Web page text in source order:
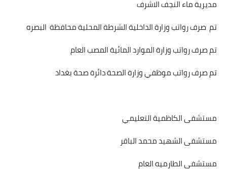
مديرية ماء النجف الاشرف
تم صرف رواتب وزارة الداخلية الشرطة المحلية محافظة البصره
تم صرف رواتب وزارة الموارد المائية المصب العام
تم صرف رواتب موظفي وزارة الصحة دائرة صحة بغداد
مستشفى الكاظمية التعليمي
مستشفى الشهيد محمد الباقر
مستشفى الطارميه العام